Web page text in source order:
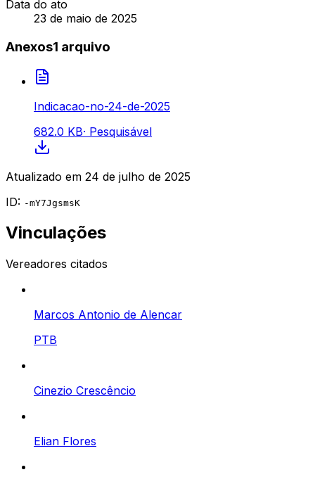
Data do ato
23 de maio de 2025
Anexos1 arquivo
Indicacao-no-24-de-2025
682.0 KB· Pesquisável
Atualizado em 24 de julho de 2025
ID: -mY7JgsmsK
Vinculações
Vereadores citados
Marcos Antonio de Alencar
PTB
Cinezio Crescêncio
Elian Flores